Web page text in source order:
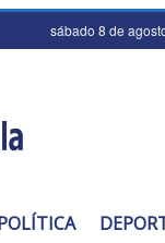
sábado 8 de